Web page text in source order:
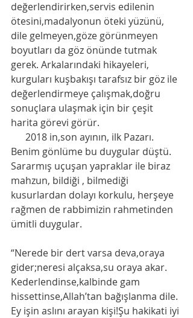
değerlendirirken,servis edilenin
ötesini,madalyonun öteki yüzünü,
dile gelmeyen,göze görünmeyen
boyutları da göz önünde tutmak
gerek. Arkalarındaki hikayeleri,
kurguları kuşbakışı tarafsız bir göz ile
değerlendirmeye çalışmak,doğru
sonuçlara ulaşmak için bir çeşit
harita görevi görür.
Benim gönlüme bu duygular düştü.
Sararmış uçuşan yapraklar ile biraz
mahzun, bildiği , bilmediği
kusurlardan dolayı korkulu, herşeye
rağmen de rabbimizin rahmetinden
ümitli duygular.
“Nerede bir dert varsa deva,oraya
gider;neresi alçaksa,su oraya akar.
Kederlendinse,kalbinde gam
hissettinse,Allah’tan bağışlanma dile.
Ey işin aslını arayan kişi!Şu hakikati iyi